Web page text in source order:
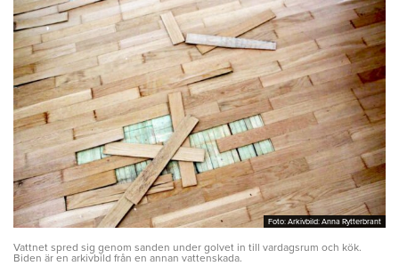
Foto: Arkivbild: Anna Rytterbrant
Foto: Arkivbild: Anna Rytterbrant
Vattnet spred sig genom sanden under golvet in till vardagsrum och kök.
Biden är en arkivbild från en annan vattenskada.